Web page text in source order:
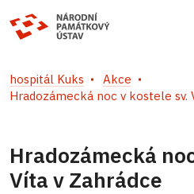
hospitál Kuks
Akce
Hradozámecká noc v kostele sv.
Hradozámecká
Víta v Zahrádce